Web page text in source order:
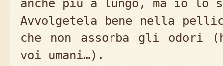
anche più a lungo, ma io lo
Avvolgetela bene nella
che non assorba gli
voi umani…).